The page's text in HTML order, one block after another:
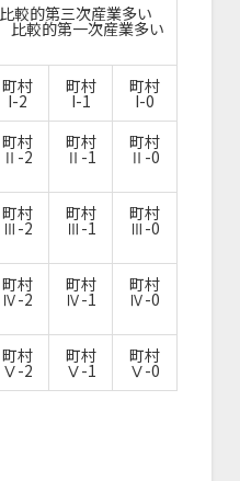
比較的第三次産業多い
比較的第一次産業多い
町村
I-2
町村
I-1
町村
I-0
町村
Ⅱ-2
町村
Ⅱ-1
町村
Ⅱ-0
町村
Ⅲ-2
町村
Ⅲ-1
町村
Ⅲ-0
町村
Ⅳ-2
町村
Ⅳ-1
町村
Ⅳ-0
町村
Ⅴ-2
町村
Ⅴ-1
町村
Ⅴ-0